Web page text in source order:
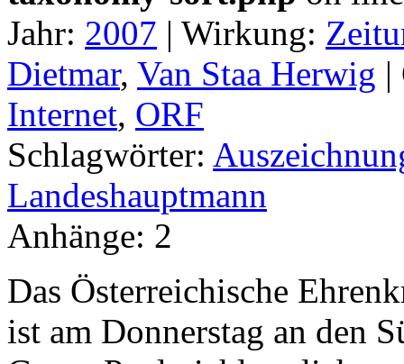
Jahr: 2007 | Wirkung:
Dietmar, Van Staa Herwig |
Internet, ORF
Schlagwörter:
Landeshauptmann
Anhänge: 2
Das Österreichische
ist am Donnerstag an den